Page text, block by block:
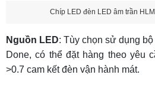
Chíp LED đèn LED âm trần
Nguồn LED: Tùy chọn sử dụng
Done, có thể đặt hàng theo yêu
>0.7 cam kết đèn vận hành mát.